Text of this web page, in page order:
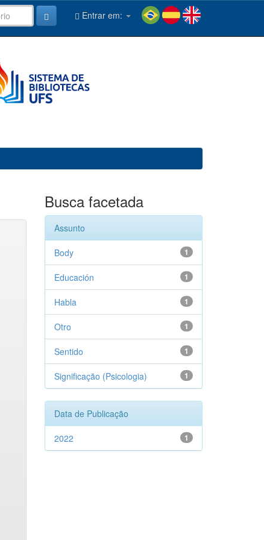
Entrar em:
Busca facetada
Assunto
1
Body
1
Educación
1
Habla
1
Otro
1
Sentido
1
Significação (Psicologia)
Data de Publicação
1
2022